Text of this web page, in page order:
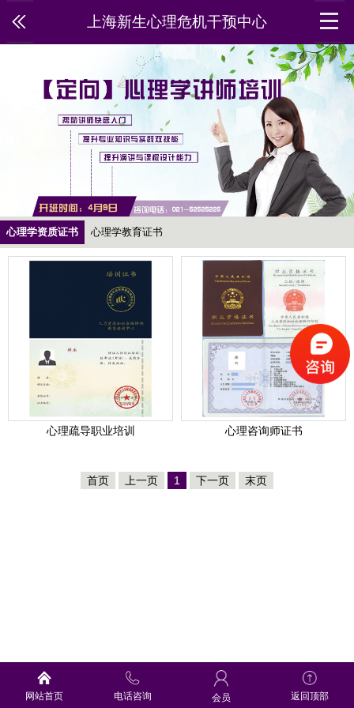
上海新生心理危机干预中心
心理学资质证书 心理学教育证书
心理疏导职业培训 心理咨询师证书
首页 上一页 1 下一页 末页
网站首页 电话咨询 会员 返回顶部